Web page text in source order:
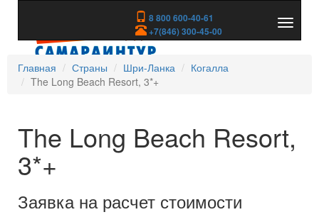
8 800 600-40-61
+7(846) 300-45-00
скрыть
Главная
Страны Шри-Ланка
Когалла
The Long Beach Resort, 3*+
The Long Beach Resort,
3*+
Заявка на расчет стоимости